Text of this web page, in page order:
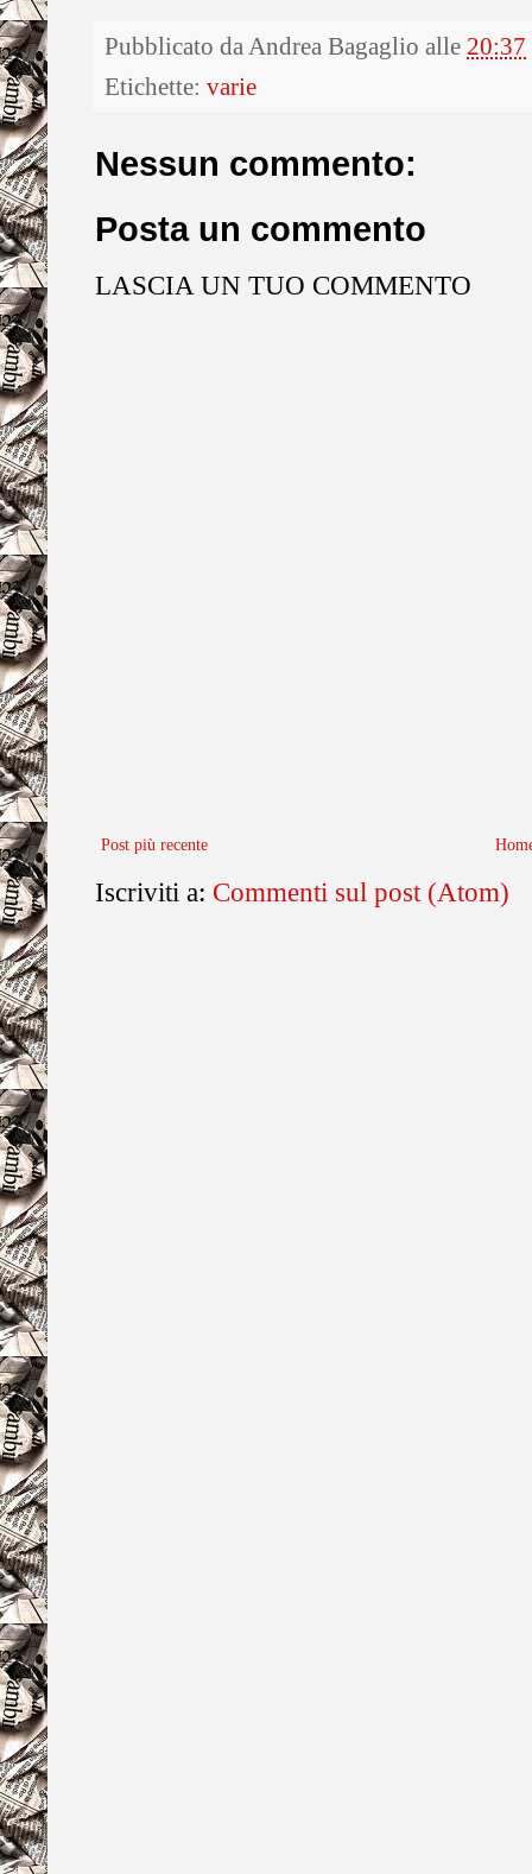
Pubblicato daAndrea Bagaglio alle 20:37
Etichette: varie
Nessun commento:
Posta un commento
LASCIA UN TUO COMMENTO
Post più recente
Iscriviti a: Commenti sul post (Atom)